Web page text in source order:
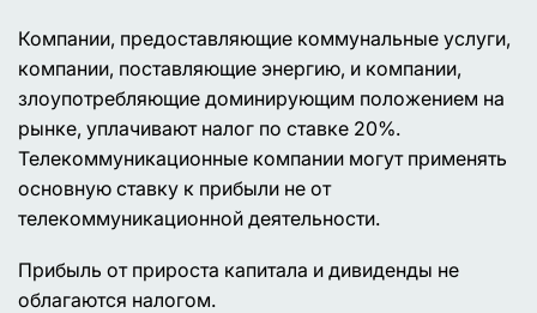
Компании, предоставляющие коммунальные услуги,
компании, поставляющие энергию, и компании,
злоупотребляющие доминирующим положением на
рынке, уплачивают налог по ставке 20%.
Телекоммуникационные компании могут применять
основную ставку к прибыли не от
телекоммуникационной деятельности.
Прибыль от прироста капитала и дивиденды не
облагаются налогом.